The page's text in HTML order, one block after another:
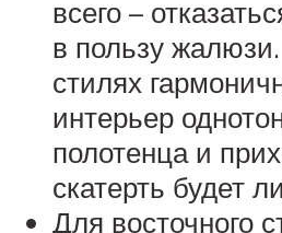
всего –
в пользу
стилях
интерьер
полотенца и
скатерть будет
Для восточного